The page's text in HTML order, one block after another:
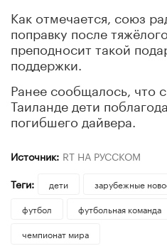
Как отмечается, союз
поправку после
преподносит такой
поддержки.
Ранее сообщалось, что
Таиланде дети
погибшего дайвера.
Источник: RT НА РУССКОМ
Теги:
дети зарубежные
футбол
футбольная команда
чемпионат мира